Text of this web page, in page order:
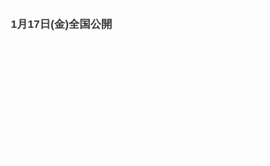
1月17日(金)全国公開